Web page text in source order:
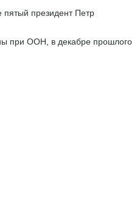
президент Петр
при ООН, в декабре прошлого